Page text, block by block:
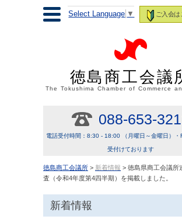
ご入会
Select Language ▼
徳島商工会議
The Tokushima Chamber of Commerce
088-653-
電話受付時間：8:30 - 18:00 （月曜日～金曜日）・
受付けております
徳島商工会議所 > 新着情報 > 徳島県商工会議所
査（令和4年度第4四半期）を掲載しました。
新着情報